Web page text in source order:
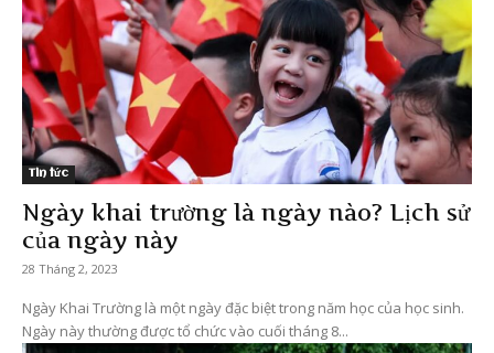
Tin tức
Ngày khai trường là ngày nào? Lịch sử
của ngày này
28 Tháng 2, 2023
Ngày Khai Trường là một ngày đặc biệt trong năm học của học sinh.
Ngày này thường được tổ chức vào cuối tháng 8...